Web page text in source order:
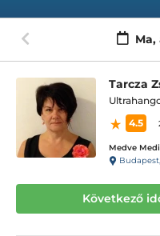
Ma,
Tarcza
4.5
Medve
Következő